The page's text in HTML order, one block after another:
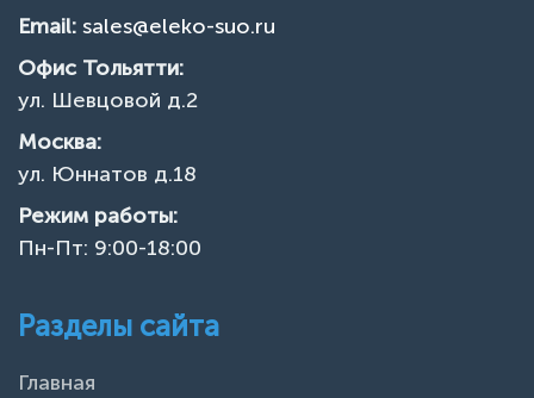
Email: sales@eleko-suo.ru
Офис Тольятти:
ул. Шевцовой д.2
Москва:
ул. Юннатов д.18
Режим работы:
Пн-Пт: 9:00-18:00
Разделы сайта
Главная